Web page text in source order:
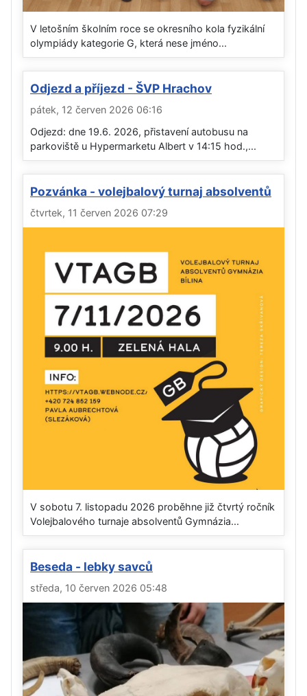
V letošním školním roce se okresního kola fyzikální
olympiády kategorie G, která nese jméno...
Odjezd a příjezd - ŠVP Hrachov
pátek, 12 červen 2026 06:16
Odjezd: dne 19.6. 2026, přistavení autobusu na
parkoviště u Hypermarketu Albert v 14:15 hod.,...
Pozvánka - volejbalový turnaj absolventů
čtvrtek, 11 červen 2026 07:29
V sobotu 7. listopadu 2026 proběhne již čtvrtý ročník
Volejbalového turnaje absolventů Gymnázia...
Beseda - lebky savců
středa, 10 červen 2026 05:48